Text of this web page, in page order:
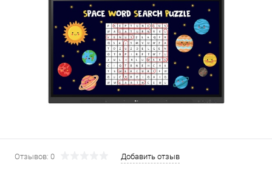
Отзывов: 0 Добавить отзыв